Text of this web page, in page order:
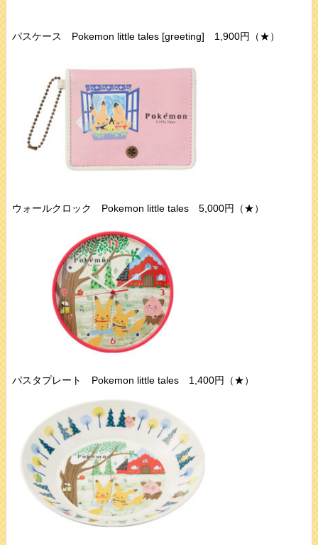
パスケース Pokemon little tales [greeting] 1,900円（★）
ウォールクロック Pokemon little tales 5,000円（★）
パスタプレート Pokemon little tales 1,400円（★）